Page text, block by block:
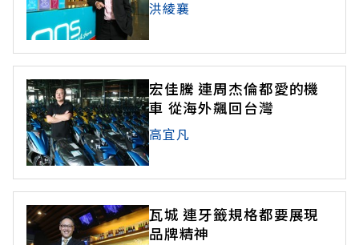
洪綾襄
宏佳騰 連周杰倫都愛的機
車 從海外飆回台灣
高宜凡
瓦城 連牙籤規格都要展現
品牌精神